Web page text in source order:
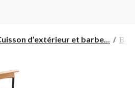
d’extérieur et barbe...